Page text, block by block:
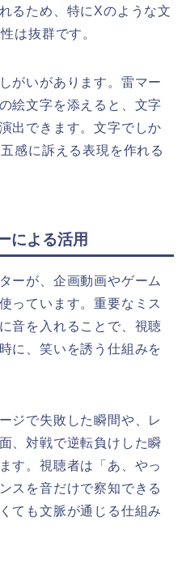
るため、特にXのような文
は抜群です。
がいがあります。雷マー
絵文字を添えると、文字
出できます。文字でしか
感に訴える表現を作れる
による活用
ーが、企画動画やゲーム
っています。重要なミス
音を入れることで、視聴
に、笑いを誘う仕組みを
ジで失敗した瞬間や、レ
、対戦で逆転負けした瞬
す。視聴者は「あ、やっ
スを音だけで察知できる
ても文脈が通じる仕組み